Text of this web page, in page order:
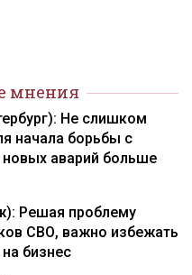
мнения
Не слишком
начала борьбы с
аварий больше
Решая проблему
СВО, важно избежать
бизнес